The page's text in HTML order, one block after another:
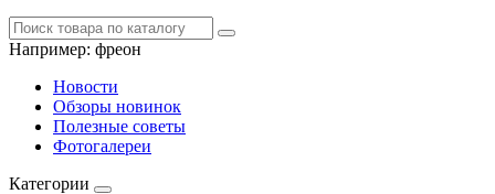
Например: фреон
Новости
Обзоры новинок
Полезные советы
Фотогалереи
Категории